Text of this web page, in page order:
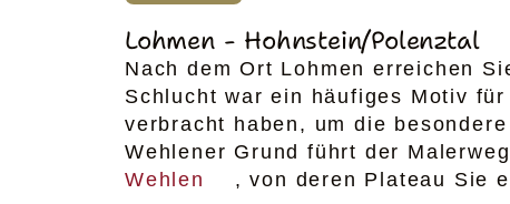
Lohmen - Hohnstein/Polenztal
Nach dem Ort Lohmen erreichen
Schlucht war ein häufiges Motiv
verbracht haben, um die
Wehlener Grund führt der
Wehlen
, von deren Plateau Sie